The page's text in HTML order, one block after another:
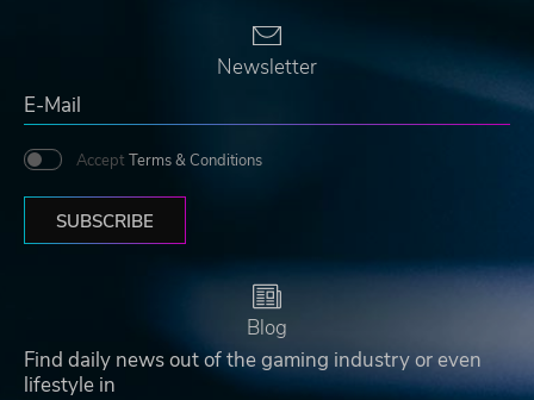
Newsletter
Accept Terms & Conditions
SUBSCRIBE
Blog
Find daily news out of the gaming industry or even
lifestyle in